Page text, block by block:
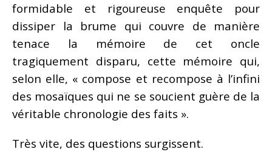
formidable et rigoureuse enquête pour
dissiper la brume qui couvre de manière
tenace la mémoire de cet oncle
tragiquement disparu, cette mémoire qui,
selon elle, « compose et recompose à l’infini
des mosaïques qui ne se soucient guère de la
véritable chronologie des faits ».
Très vite, des questions surgissent.